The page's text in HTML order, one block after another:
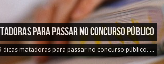
para concursos públicos federais
de como se preparar para concursos públicos
federais. ...